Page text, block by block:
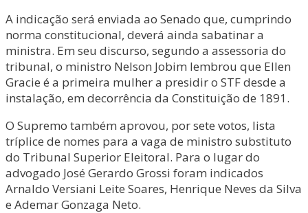
A indicação será enviada ao Senado que, cumprindo
norma constitucional, deverá ainda sabatinar a
ministra. Em seu discurso, segundo a assessoria do
tribunal, o ministro Nelson Jobim lembrou que Ellen
Gracie é a primeira mulher a presidir o STF desde a
instalação, em decorrência da Constituição de 1891.
O Supremo também aprovou, por sete votos, lista
tríplice de nomes para a vaga de ministro substituto
do Tribunal Superior Eleitoral. Para o lugar do
advogado José Gerardo Grossi foram indicados
Arnaldo Versiani Leite Soares, Henrique Neves da Silva
e Ademar Gonzaga Neto.